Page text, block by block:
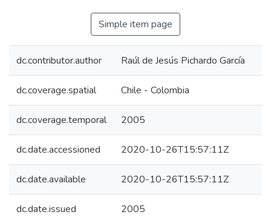
Simple item page
dc.contributor.author Raúl de Jesús Pichardo García
dc.coverage.spatial Chile - Colombia
dc.coverage.temporal 2005
dc.date.accessioned 2020-10-26T15:57:11Z
dc.date.available 2020-10-26T15:57:11Z
dc.date.issued 2005